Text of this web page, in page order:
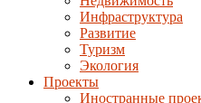
Инфраструктура
Развитие
Туризм
Экология
Проекты
Иностранные